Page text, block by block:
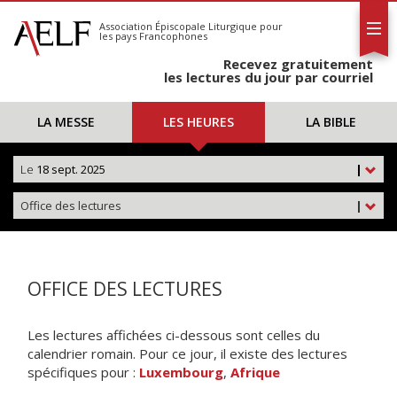
S'abonner
Calendrier
Association Épiscopale Liturgique pour
les pays Francophones
Recevez gratuitement
les lectures du jour par courriel
LA MESSE LES HEURES LA BIBLE
|
Le 18 sept. 2025
|
Office des lectures
OFFICE DES LECTURES
Les lectures affichées ci-dessous sont celles du
calendrier romain. Pour ce jour, il existe des lectures
spécifiques pour : Luxembourg, Afrique